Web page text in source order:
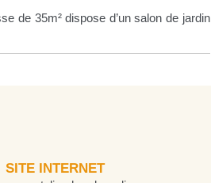
de 35m² dispose d’un salon de jardin
SITE INTERNET